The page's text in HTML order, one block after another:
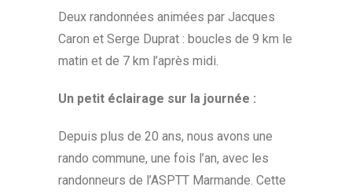
Deux randonnées animées par Jacques
Caron et Serge Duprat : boucles de 9 km le
matin et de 7 km l’après midi.
Un petit éclairage sur la journée :
Depuis plus de 20 ans, nous avons une
rando commune, une fois l’an, avec les
randonneurs de l’ASPTT Marmande. Cette